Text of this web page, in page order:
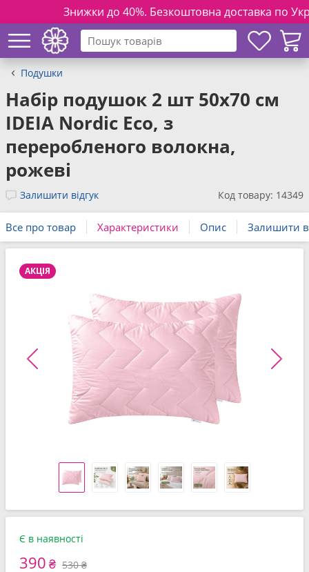
Знижки до 40%. Безкоштовна доставка по
Подушки
Набір подушок 2 шт 50x70 см
IDEIA Nordic Eco, з
переробленого волокна,
рожеві
Залишити відгук Код товару: 14349
Все про товар Характеристики Опис Залишити
АКЦІЯ
Є в наявності
390 ₴ 530 ₴